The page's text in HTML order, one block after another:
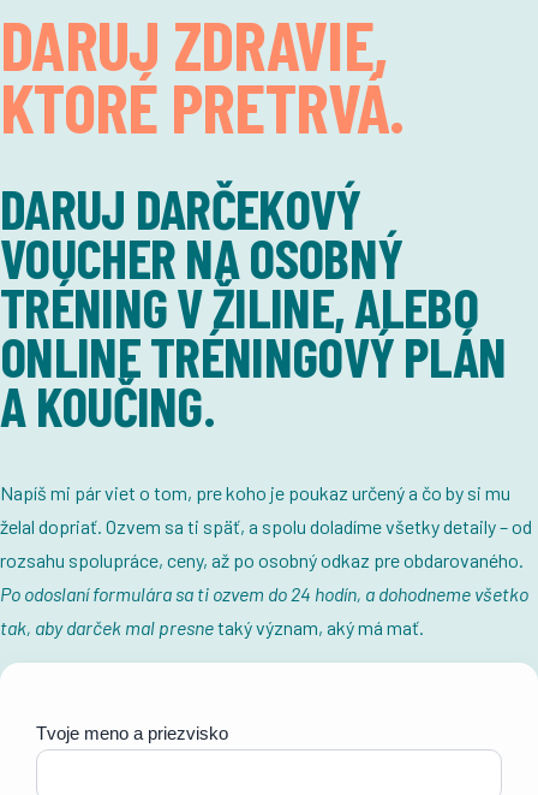
DARUJ ZDRAVIE,
KTORÉ PRETRVÁ.
DARUJ DARČEKOVÝ
VOUCHER NA OSOBNÝ
TRÉNING V ŽILINE, ALEBO
ONLINE TRÉNINGOVÝ PLÁN
A KOUČING.
Napíš mi pár viet o tom, pre koho je poukaz určený a čo by si mu
želal dopriať. Ozvem sa ti späť, a spolu doladíme všetky detaily – od
rozsahu spolupráce, ceny, až po osobný odkaz pre obdarovaného.
Po odoslaní formulára sa ti ozvem do 24 hodín, a dohodneme všetko
tak, aby darček mal presnetaký význam, aký má mať.
Tvoje meno a priezvisko